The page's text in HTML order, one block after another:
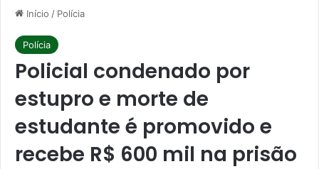
Início / Polícia
Polícia
Policial condenado por
estupro e morte de
estudante é promovido e
recebe R$ 600 mil na prisão